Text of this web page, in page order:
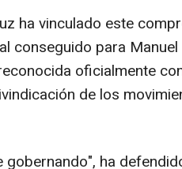
ha vinculado este
conseguido para
oficialmente
de los
ha